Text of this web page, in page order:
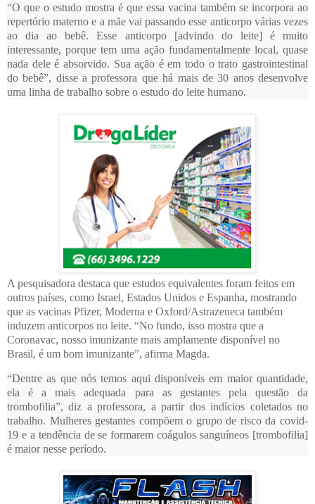
“O que o estudo mostra é que essa vacina também se incorpora ao
repertório materno e a mãe vai passando esse anticorpo várias vezes
ao dia ao bebê. Esse anticorpo [advindo do leite] é muito
interessante, porque tem uma ação fundamentalmente local, quase
nada dele é absorvido. Sua ação é em todo o trato gastrointestinal
do bebê”, disse a professora que há mais de 30 anos desenvolve
uma linha de trabalho sobre o estudo do leite humano.
A pesquisadora destaca que estudos equivalentes foram feitos em
outros países, como Israel, Estados Unidos e Espanha, mostrando
que as vacinas Pfizer, Moderna e Oxford/Astrazeneca também
induzem anticorpos no leite. “No fundo, isso mostra que a
Coronavac, nosso imunizante mais amplamente disponível no
Brasil, é um bom imunizante”, afirma Magda.
“Dentre as que nós temos aqui disponíveis em maior quantidade,
ela é a mais adequada para as gestantes pela questão da
trombofilia”, diz a professora, a partir dos indícios coletados no
trabalho. Mulheres gestantes compõem o grupo de risco da covid-
19 e a tendência de se formarem coágulos sanguíneos [trombofilia]
é maior nesse período.